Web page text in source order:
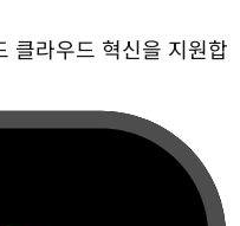
클라우드 혁신을 지원합